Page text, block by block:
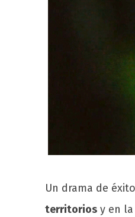
Un drama de
territorios y en